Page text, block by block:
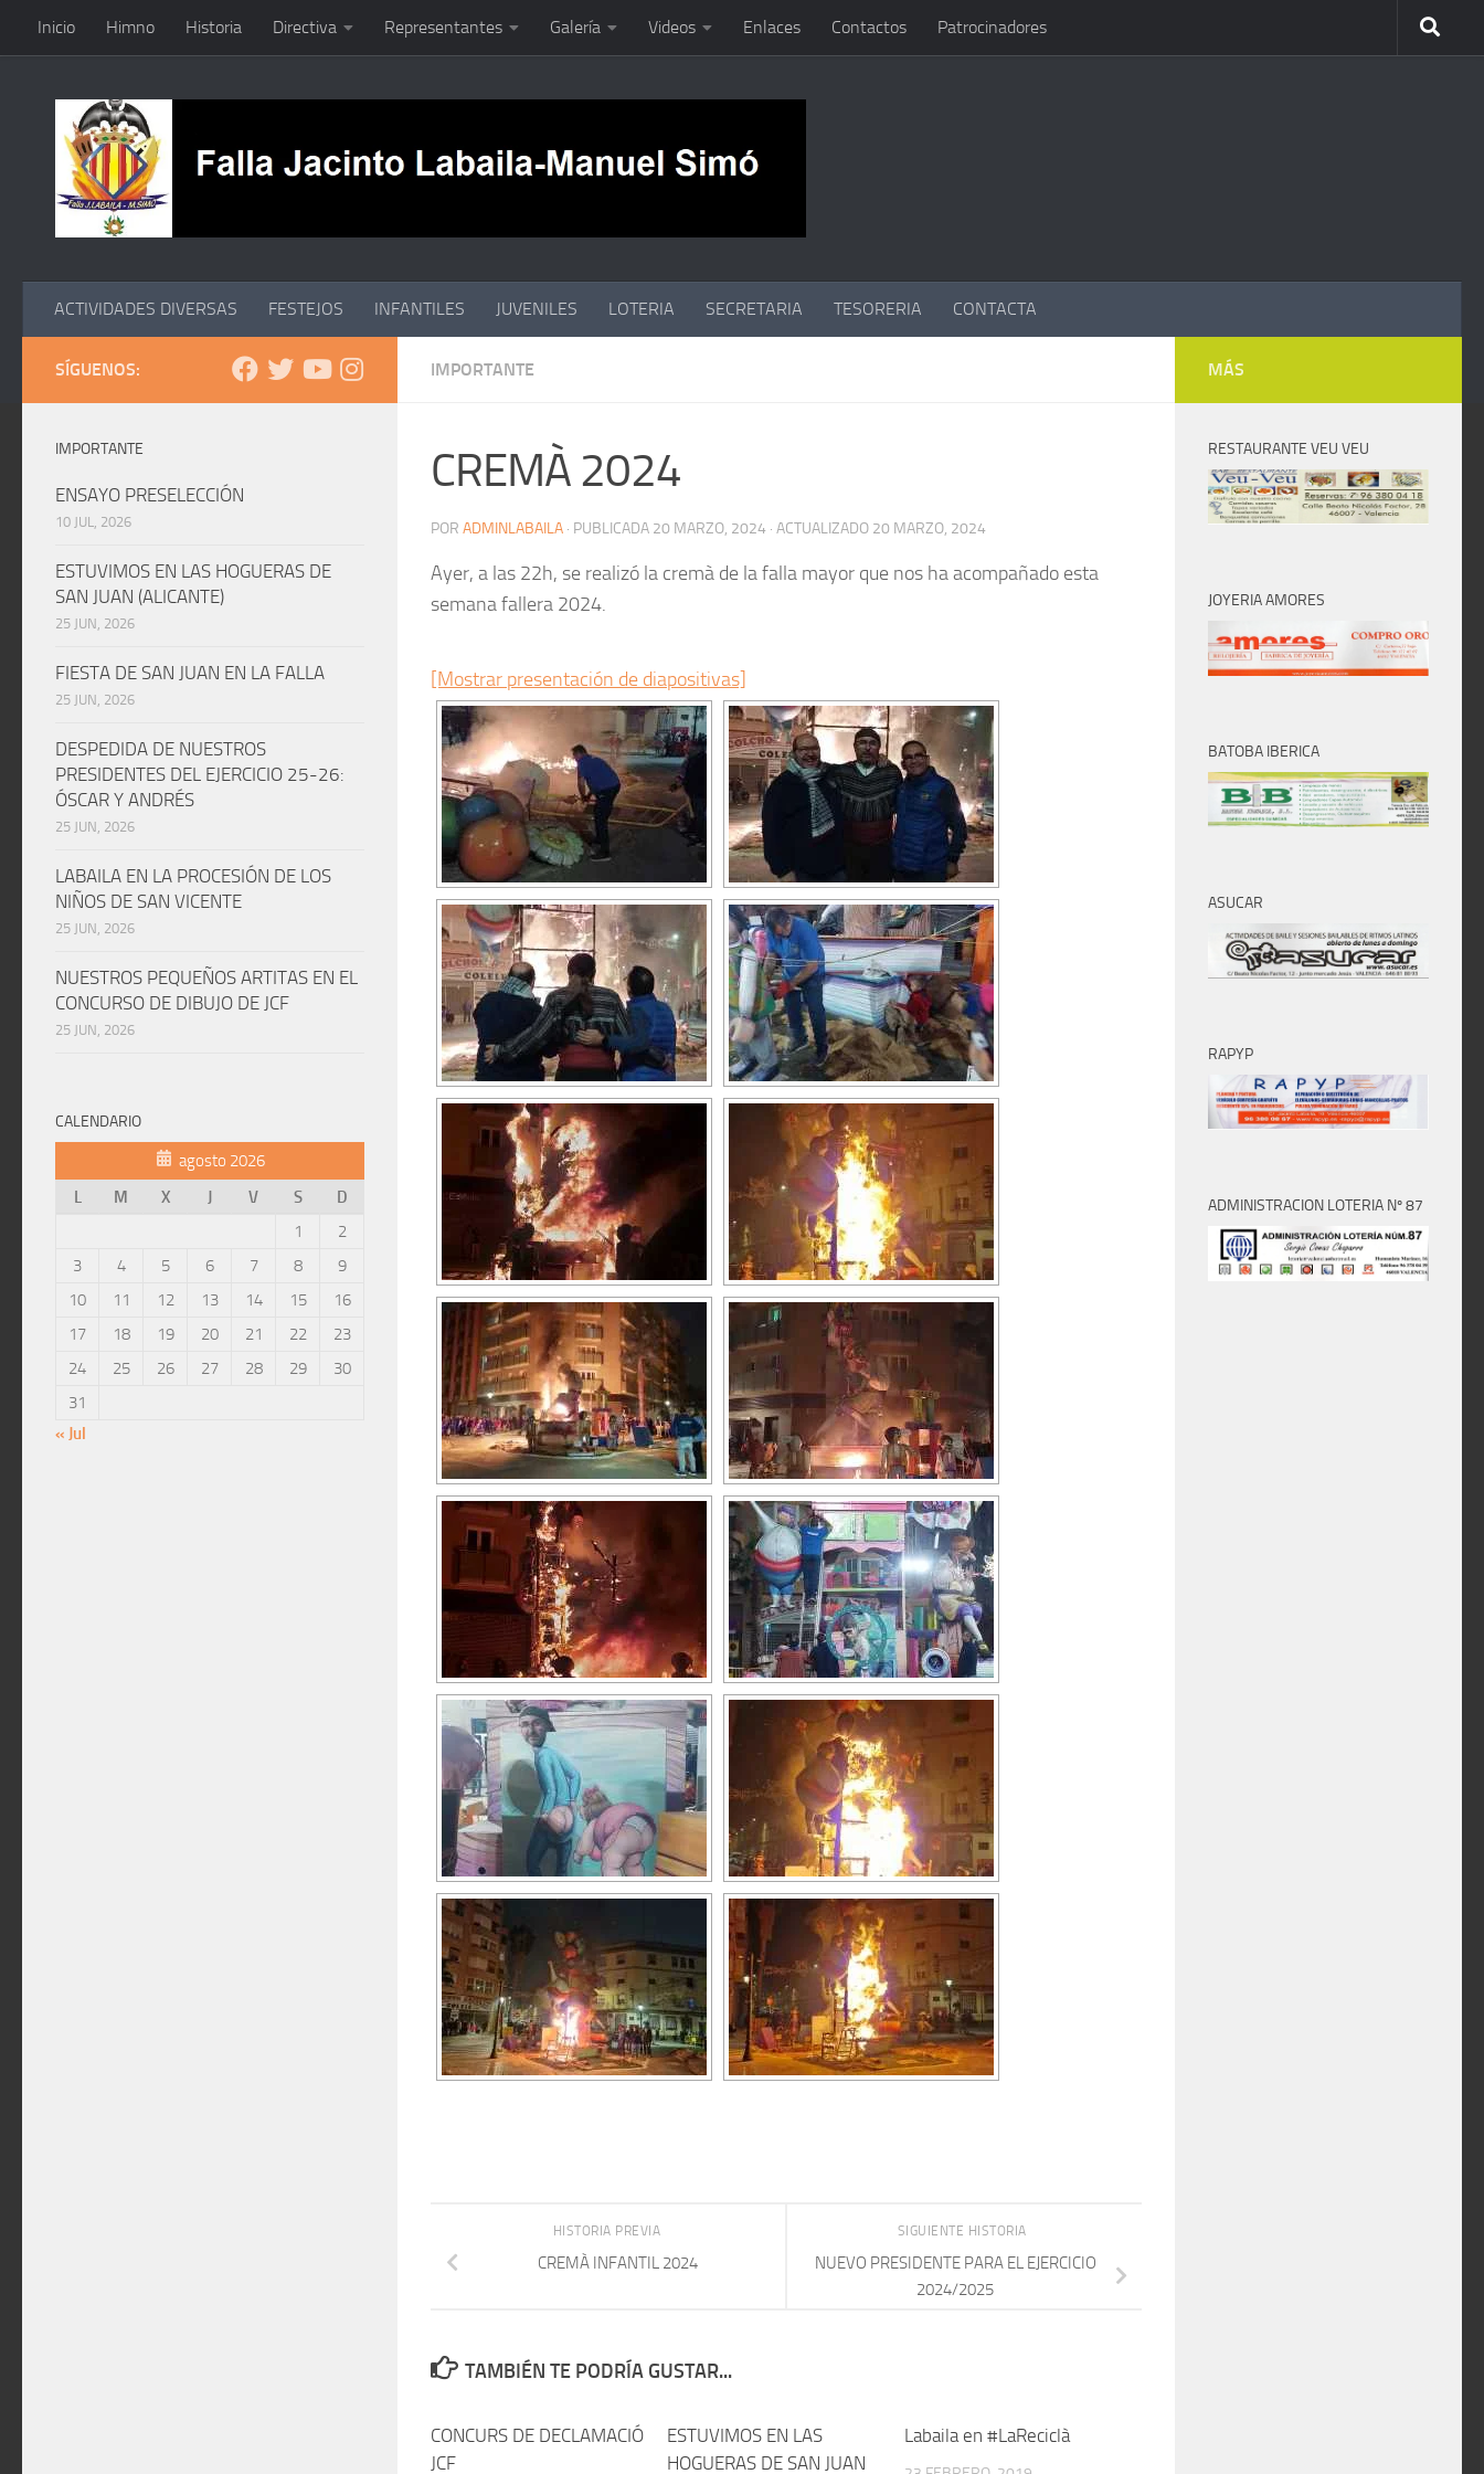
Saltar al contenido
Inicio Himno Historia Directiva Representantes Galería Videos Enlaces Contactos Patrocinadores
ACTIVIDADES DIVERSAS FESTEJOS INFANTILES JUVENILES LOTERIA SECRETARIA TESORERIA CONTACTA
IMPORTANTE
CREMÀ 2024
POR ADMINLABAILA · PUBLICADA 20 MARZO, 2024 · ACTUALIZADO 20 MARZO, 2024
Ayer, a las 22h, se realizó la cremà de la falla mayor que nos ha acompañado esta
semana fallera 2024.
[Mostrar presentación de diapositivas]
SIGUIENTE HISTORIA
NUEVO PRESIDENTE PARA EL EJERCICIO
2024/2025
HISTORIA PREVIA
CREMÀ INFANTIL 2024
TAMBIÉN TE PODRÍA GUSTAR...
CONCURS DE DECLAMACIÓ
JCF
ESTUVIMOS EN LAS
HOGUERAS DE SAN JUAN
Labaila en #LaReciclà
SÍGUENOS:
IMPORTANTE
ENSAYO PRESELECCIÓN
10 JUL, 2026
ESTUVIMOS EN LAS HOGUERAS DE
SAN JUAN (ALICANTE)
25 JUN, 2026
FIESTA DE SAN JUAN EN LA FALLA
25 JUN, 2026
DESPEDIDA DE NUESTROS
PRESIDENTES DEL EJERCICIO 25-26:
ÓSCAR Y ANDRÉS
25 JUN, 2026
LABAILA EN LA PROCESIÓN DE LOS
NIÑOS DE SAN VICENTE
25 JUN, 2026
NUESTROS PEQUEÑOS ARTITAS EN EL
CONCURSO DE DIBUJO DE JCF
25 JUN, 2026
CALENDARIO
agosto 2026
L
M X J V S
D
1
2
3
4 5 6 7 8
9
10
11 12 13 14 15
16
17
18 19 20 21 22
23
24
25 26 27 28 29
30
31
« Jul
MÁS
RESTAURANTE VEU VEU
JOYERIA AMORES
BATOBA IBERICA
ASUCAR
RAPYP
ADMINISTRACION LOTERIA Nº 87